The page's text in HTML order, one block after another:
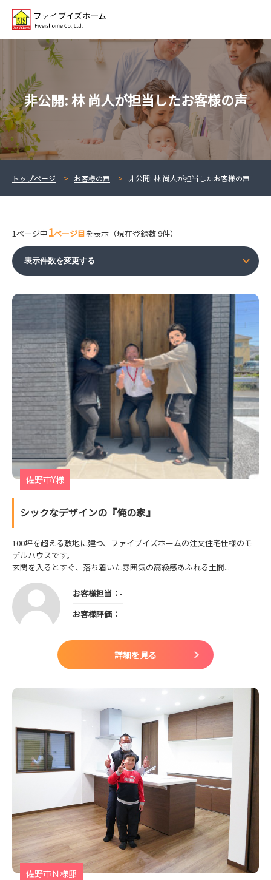
非公開: 林 尚人が担当したお客様の声
トップページ お客様の声 非公開: 林 尚人が担当したお客様の声
1ページ中1ページ目を表示（現在登録数 9件）
佐野市Y様
シックなデザインの『俺の家』
100坪を超える敷地に建つ、ファイブイズホームの注文住宅仕様のモ
デルハウスです。
玄関を入るとすぐ、落ち着いた雰囲気の高級感あふれる土間...
お客様担当： -
お客様評価： -
詳細を見る
佐野市Ｎ様邸